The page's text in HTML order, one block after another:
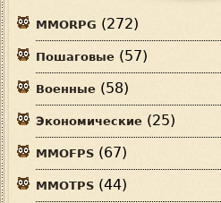
MMORPG (272)
Пошаговые (57)
Военные (58)
Экономические (25)
MMOFPS (67)
MMOTPS (44)